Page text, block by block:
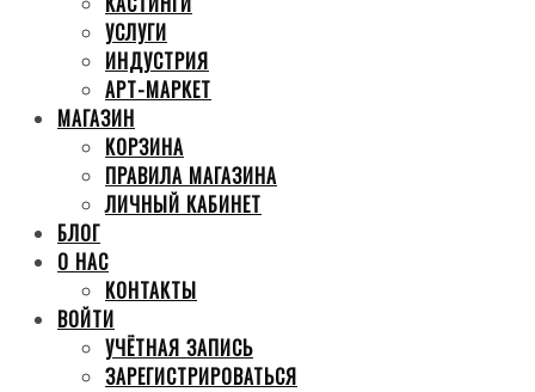
УСЛУГИ
ИНДУСТРИЯ
АРТ-МАРКЕТ
МАГАЗИН
КОРЗИНА
ПРАВИЛА МАГАЗИНА
ЛИЧНЫЙ КАБИНЕТ
БЛОГ
О НАС
КОНТАКТЫ
ВОЙТИ
УЧЁТНАЯ ЗАПИСЬ
ЗАРЕГИСТРИРОВАТЬСЯ